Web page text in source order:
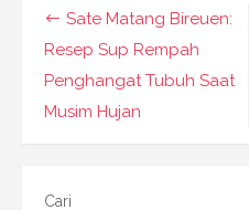
Navigasi
pos
Sate Matang Bireuen:
Resep Sup Rempah
Penghangat Tubuh Saat
Musim Hujan
Cari